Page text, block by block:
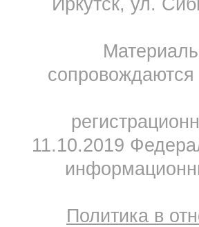
Иркутск, ул.
11.10.2019
Политика в